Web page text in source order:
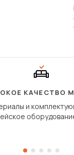
КАЧЕСТВО
и